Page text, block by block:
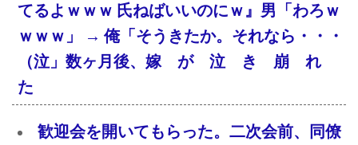
てるよｗｗｗ 氏ねばいいのにｗ』男「わろｗ
ｗｗｗ」 → 俺「そうきたか。それなら・・・
（泣」数ヶ月後、嫁 が 泣 き 崩 れ
た
歓迎会を開いてもらった。二次会前、同僚